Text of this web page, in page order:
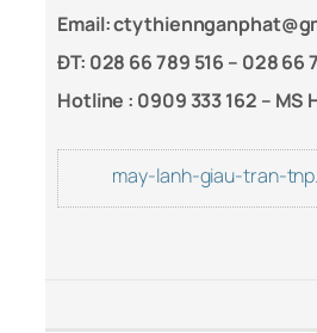
Email:
ĐT: 028 66 789 516 – 028 66
Hotline : 0909 333 162 – MS
may-lanh-giau-tran-